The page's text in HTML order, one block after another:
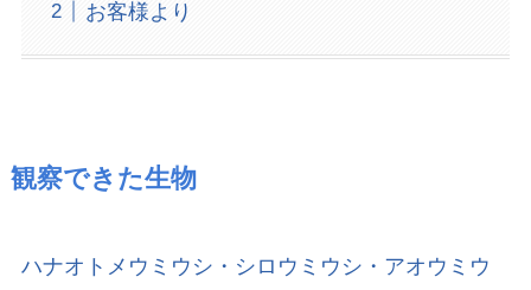
お客様より
観察できた生物
ハナオトメウミウシ・シロウミウシ・アオウミウ